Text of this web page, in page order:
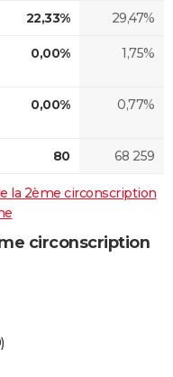
22,33% 29,47%
0,00% 1,75%
0,00% 0,77%
80 68 259
la 2ème circonscription
circonscription